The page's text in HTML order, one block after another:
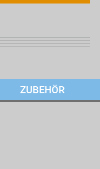
ZUBEHÖR